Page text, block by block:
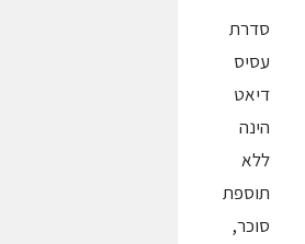
סדרת
עסיס
דיאט
הינה
ללא
תוספת
סוכר,